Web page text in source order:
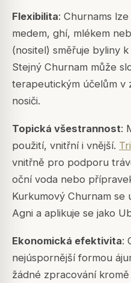
Flexibilita: Churnams
medem, ghí, mlékem
(nositel) směřuje byliny
Stejný Churnam může
terapeutickým účelům v
nosiči.
Topická všestrannost:
použití, vnitřní i vnější.
vnitřně pro podporu
oční voda nebo
Kurkumový Churnam
Agni a aplikuje se jako
Ekonomická efektivita:
nejúspornější formou
žádné zpracování